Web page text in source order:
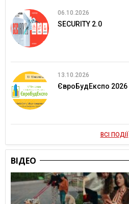
06.10.2026
SECURITY 2.0
13.10.2026
ЄвроБудЕкспо 2026
ВСІ ПОДІЇ
ВІДЕО